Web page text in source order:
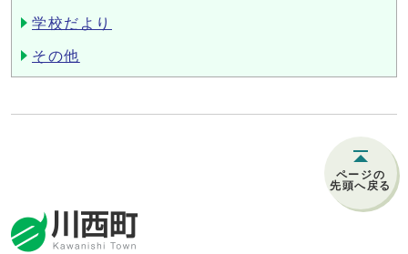
学校だより
その他
ページの
先頭へ戻る